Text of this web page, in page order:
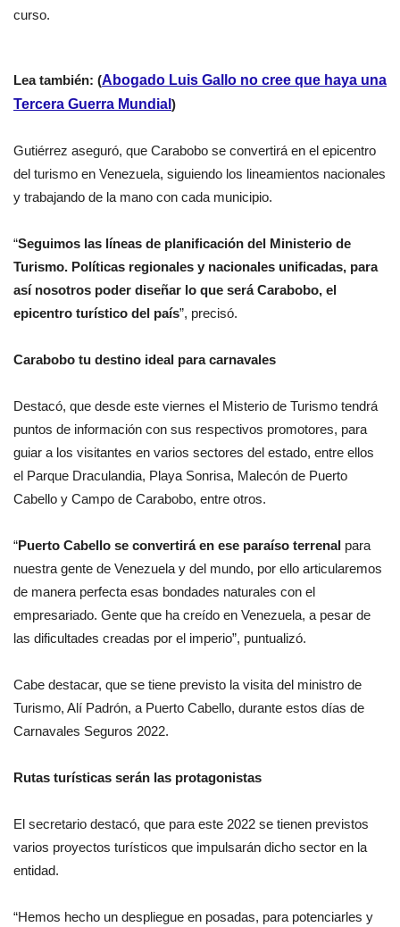
curso.
Lea también: (Abogado Luis Gallo no cree que haya una
Tercera Guerra Mundial )
Gutiérrez aseguró, que Carabobo se convertirá en el epicentro
del turismo en Venezuela, siguiendo los lineamientos nacionales
y trabajando de la mano con cada municipio.
“Seguimos las líneas de planificación del Ministerio de
Turismo. Políticas regionales y nacionales unificadas, para
así nosotros poder diseñar lo que será Carabobo, el
epicentro turístico del país”, precisó.
Carabobo tu destino ideal para carnavales
Destacó, que desde este viernes el Misterio de Turismo tendrá
puntos de información con sus respectivos promotores, para
guiar a los visitantes en varios sectores del estado, entre ellos
el Parque Draculandia, Playa Sonrisa, Malecón de Puerto
Cabello y Campo de Carabobo, entre otros.
“Puerto Cabello se convertirá en ese paraíso terrenal para
nuestra gente de Venezuela y del mundo, por ello articularemos
de manera perfecta esas bondades naturales con el
empresariado. Gente que ha creído en Venezuela, a pesar de
las dificultades creadas por el imperio”, puntualizó.
Cabe destacar, que se tiene previsto la visita del ministro de
Turismo, Alí Padrón, a Puerto Cabello, durante estos días de
Carnavales Seguros 2022.
Rutas turísticas serán las protagonistas
El secretario destacó, que para este 2022 se tienen previstos
varios proyectos turísticos que impulsarán dicho sector en la
entidad.
“Hemos hecho un despliegue en posadas, para potenciarles y